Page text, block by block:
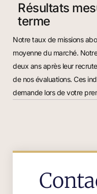
Résultats
terme
Notre taux de missions
moyenne du marché.
deux ans après leur
de nos évaluations. Ces
demande lors de votre